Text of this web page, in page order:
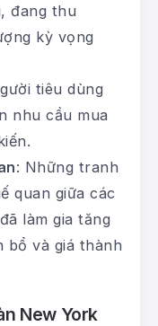
đang thu
kỳ vọng
tiêu dùng
nhu cầu mua
: Những tranh
quan giữa các
làm gia tăng
bổ và giá thành
New York